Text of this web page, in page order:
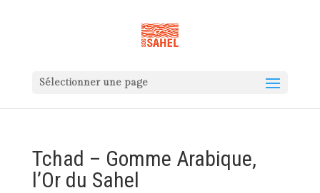
Sélectionner une page
Tchad – Gomme Arabique,
l’Or du Sahel